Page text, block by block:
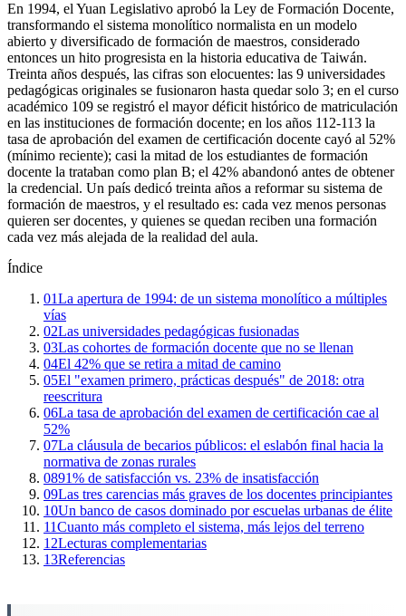
En 1994, el Yuan Legislativo aprobó la Ley de Formación Docente,
transformando el sistema monolítico normalista en un modelo
abierto y diversificado de formación de maestros, considerado
entonces un hito progresista en la historia educativa de Taiwán.
Treinta años después, las cifras son elocuentes: las 9 universidades
pedagógicas originales se fusionaron hasta quedar solo 3; en el curso
académico 109 se registró el mayor déficit histórico de matriculación
en las instituciones de formación docente; en los años 112-113 la
tasa de aprobación del examen de certificación docente cayó al 52%
(mínimo reciente); casi la mitad de los estudiantes de formación
docente la trataban como plan B; el 42% abandonó antes de obtener
la credencial. Un país dedicó treinta años a reformar su sistema de
formación de maestros, y el resultado es: cada vez menos personas
quieren ser docentes, y quienes se quedan reciben una formación
cada vez más alejada de la realidad del aula.
Índice
01La apertura de 1994: de un sistema monolítico a múltiples
vías
02Las universidades pedagógicas fusionadas
03Las cohortes de formación docente que no se llenan
04El 42% que se retira a mitad de camino
05El "examen primero, prácticas después" de 2018: otra
reescritura
06La tasa de aprobación del examen de certificación cae al
52%
07La cláusula de becarios públicos: el eslabón final hacia la
normativa de zonas rurales
0891% de satisfacción vs. 23% de insatisfacción
09Las tres carencias más graves de los docentes principiantes
10Un banco de casos dominado por escuelas urbanas de élite
11Cuanto más completo el sistema, más lejos del terreno
12Lecturas complementarias
13Referencias